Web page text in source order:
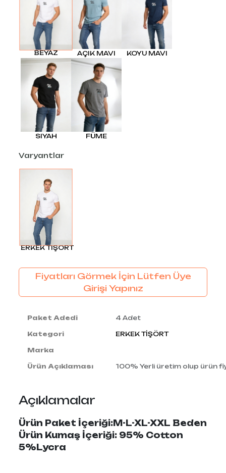
BEYAZ AÇIK MAVI KOYU MAVI
SIYAH FÜME
Varyantlar
ERKEK TİŞÖRT
Fiyatları Görmek İçin Lütfen Üye
Girişi Yapınız
Paket Adedi 4 Adet
Kategori ERKEK TİŞÖRT
Marka
Ürün Açıklaması 100% Yerli üretim olup ürün
Açıklamalar
Ürün Paket İçeriği:M-L-XL-XXL Beden
Ürün Kumaş İçeriği: 95% Cotton
5%Lycra